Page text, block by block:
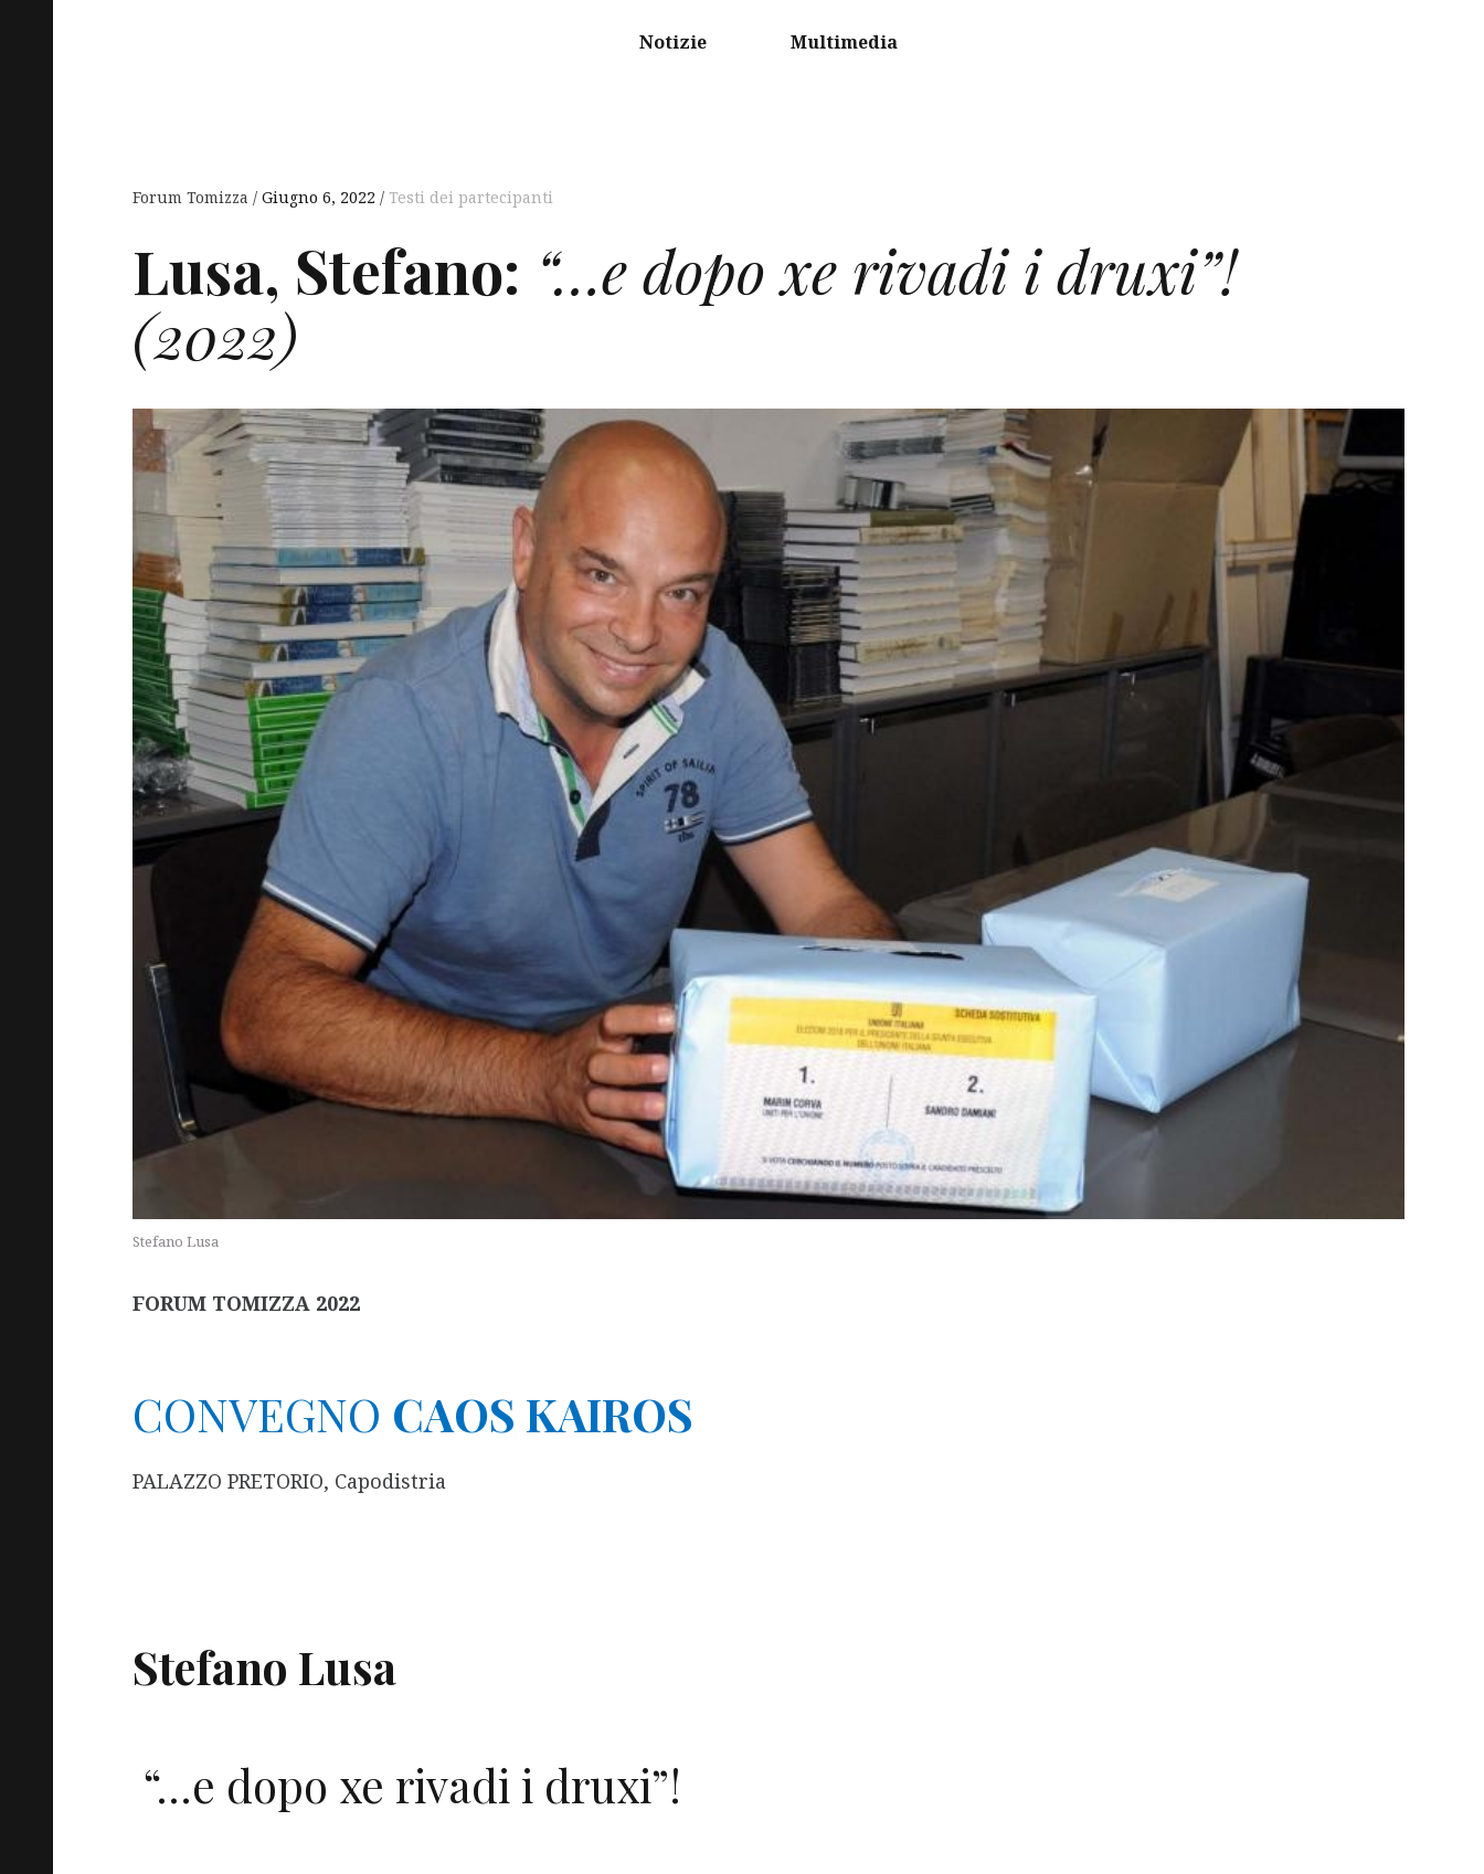
Notizie Multimedia
Forum Tomizza Giugno 6, 2022 Testi dei partecipanti
Lusa, Stefano: “…e dopo xe rivadi i druxi”!
(2022)
Stefano Lusa
FORUM TOMIZZA 2022
CONVEGNO CAOS KAIROS
PALAZZO PRETORIO, Capodistria
Stefano Lusa
“…e dopo xe rivadi i druxi”!